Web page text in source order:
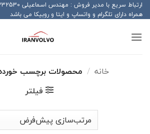
Skip
to
content
همراه دارای تلگرام و واتساپ و ایتا و روبیکا می باشد
خانه / محصولات برچسب خورده
فیلتر